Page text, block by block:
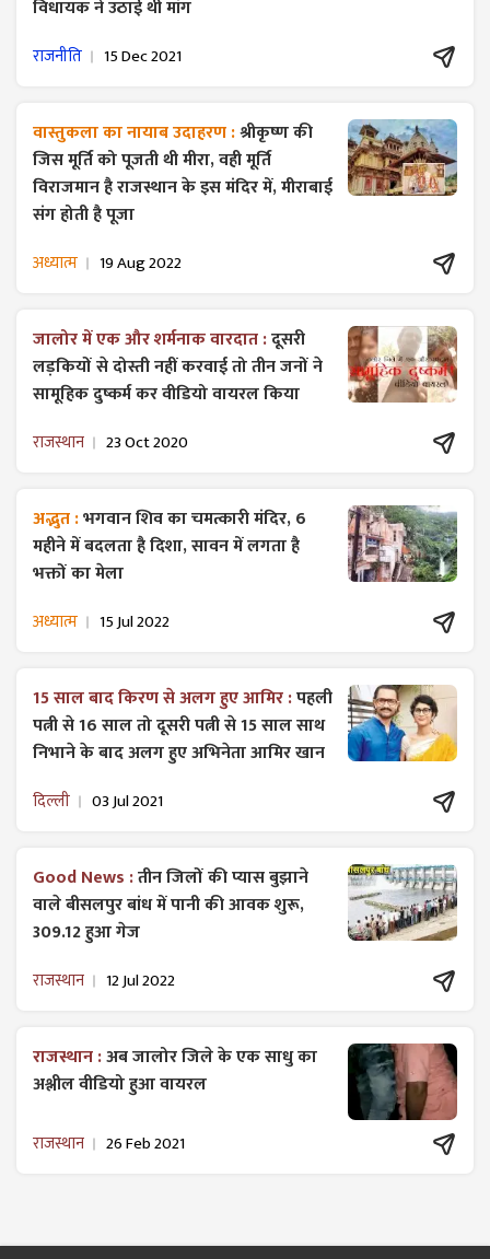
विधायक ने उठाई थी मांग
राजनीति 15 Dec 2021
वास्तुकला का नायाब उदाहरण :श्रीकृष्ण की
जिस मूर्ति को पूजती थी मीरा, वही मूर्ति
विराजमान है राजस्थान के इस मंदिर में, मीराबाई
संग होती है पूजा
अध्यात्म 19 Aug 2022
जालोर में एक और शर्मनाक वारदात :दूसरी
लड़कियों से दोस्ती नहीं करवाई तो तीन जनों ने
सामूहिक दुष्कर्म कर वीडियो वायरल किया
राजस्थान 23 Oct 2020
अद्भुत :भगवान शिव का चमत्कारी मंदिर, 6
महीने में बदलता है दिशा, सावन में लगता है
भक्तों का मेला
अध्यात्म 15 Jul 2022
15 साल बाद किरण से अलग हुए आमिर :पहली
पत्नी से 16 साल तो दूसरी पत्नी से 15 साल साथ
निभाने के बाद अलग हुए अभिनेता आमिर खान
दिल्ली 03 Jul 2021
Good News :तीन जिलों की प्यास बुझाने
वाले बीसलपुर बांध में पानी की आवक शुरू,
309.12 हुआ गेज
राजस्थान 12 Jul 2022
राजस्थान :अब जालोर जिले के एक साधु का
अश्लील वीडियो हुआ वायरल
राजस्थान 26 Feb 2021